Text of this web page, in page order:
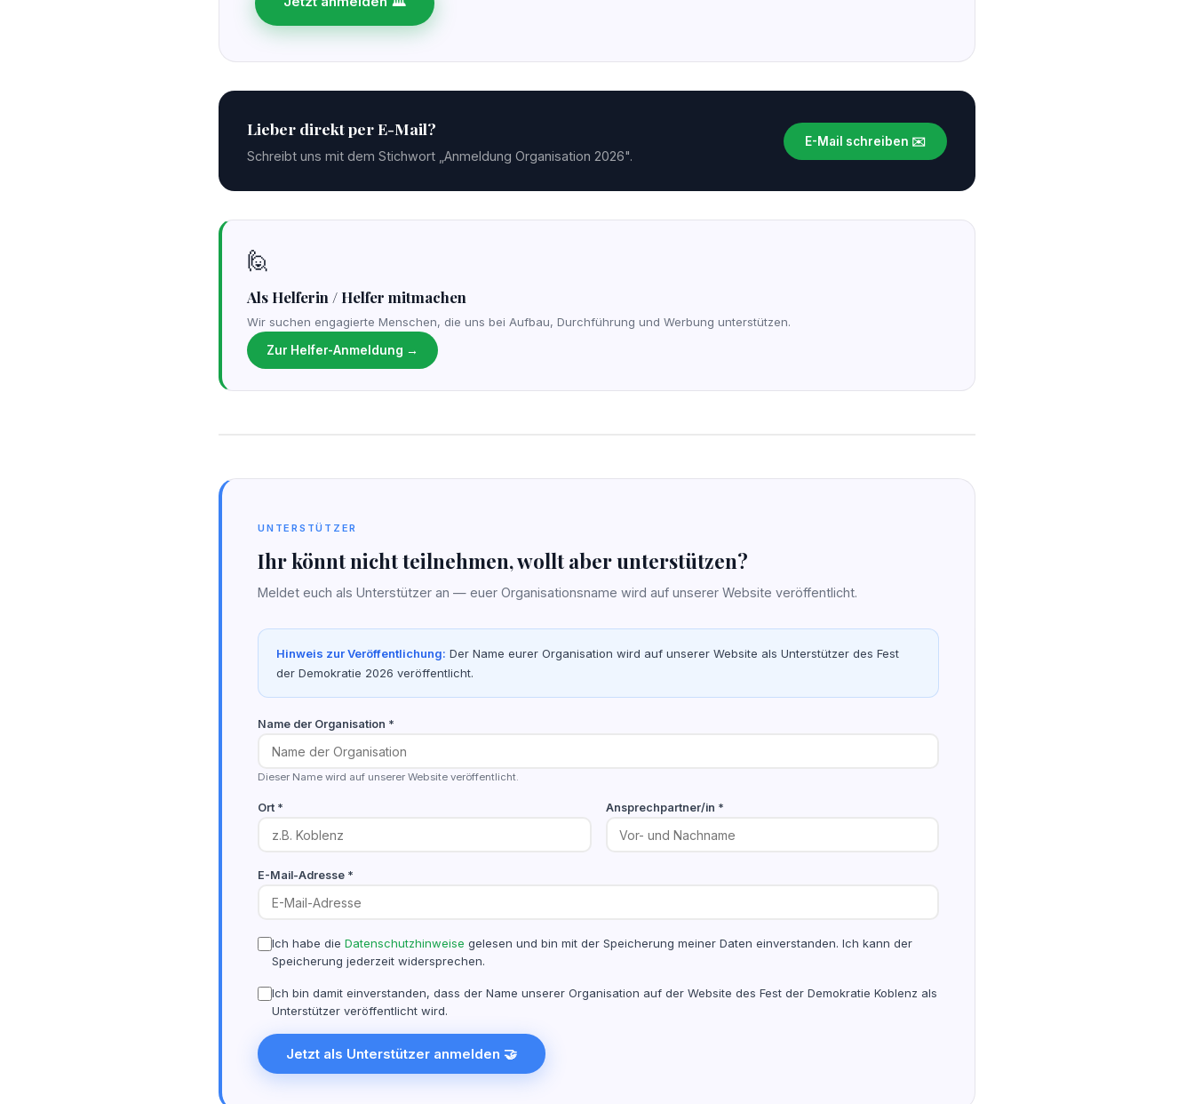
Lieber direkt per E-Mail?
Schreibt uns mit dem Stichwort „Anmeldung Organisation 2026".
E-Mail schreiben ✉️
🙋
Als Helferin / Helfer mitmachen
Wir suchen engagierte Menschen, die uns bei Aufbau, Durchführung und Werbung unterstützen.
Zur Helfer-Anmeldung →
UNTERSTÜTZER
Ihr könnt nicht teilnehmen, wollt aber unterstützen?
Meldet euch als Unterstützer an — euer Organisationsname wird auf unserer Website veröffentlicht.
Hinweis zur Veröffentlichung: Der Name eurer Organisation wird auf unserer Website als Unterstützer des Fest
der Demokratie 2026 veröffentlicht.
Name der Organisation *
Dieser Name wird auf unserer Website veröffentlicht.
Ort * Ansprechpartner/in *
E-Mail-Adresse *
Ich habe die Datenschutzhinweise gelesen und bin mit der Speicherung meiner Daten einverstanden. Ich kann der
Speicherung jederzeit widersprechen.
Ich bin damit einverstanden, dass der Name unserer Organisation auf der Website des Fest der Demokratie Koblenz als
Unterstützer veröffentlicht wird.
Jetzt als Unterstützer anmelden 🤝